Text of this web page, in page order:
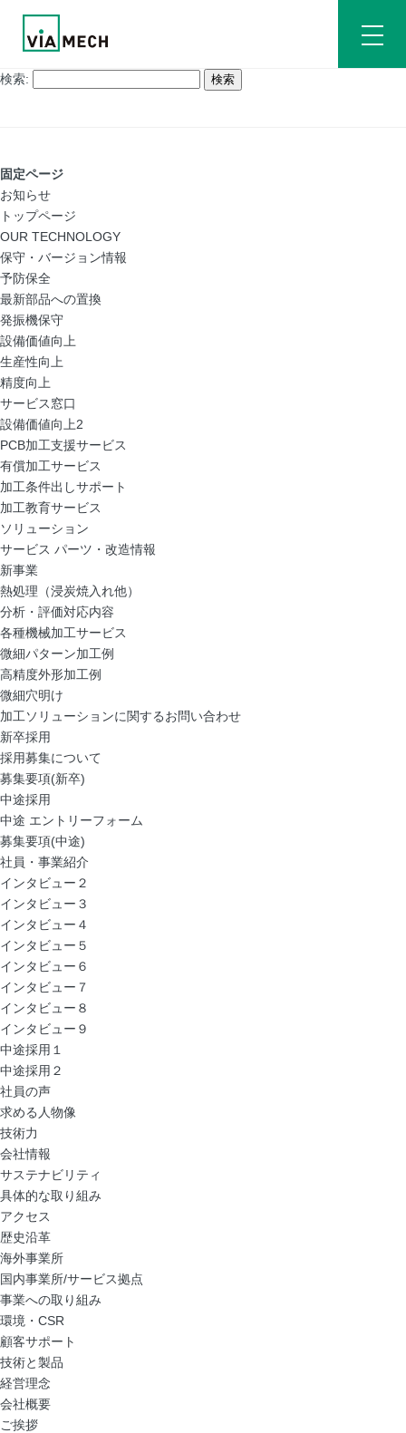
検索:
固定ページ
お知らせ
トップページ
OUR TECHNOLOGY
保守・バージョン情報
予防保全
最新部品への置換
発振機保守
設備価値向上
生産性向上
精度向上
サービス窓口
設備価値向上2
PCB加工支援サービス
有償加工サービス
加工条件出しサポート
加工教育サービス
ソリューション
サービス パーツ・改造情報
新事業
熱処理（浸炭焼入れ他）
分析・評価対応内容
各種機械加工サービス
微細パターン加工例
高精度外形加工例
微細穴明け
加工ソリューションに関するお問い合わせ
新卒採用
採用募集について
募集要項(新卒)
中途採用
中途 エントリーフォーム
募集要項(中途)
社員・事業紹介
インタビュー２
インタビュー３
インタビュー４
インタビュー５
インタビュー６
インタビュー７
インタビュー８
インタビュー９
中途採用１
中途採用２
社員の声
求める人物像
技術力
会社情報
サステナビリティ
具体的な取り組み
アクセス
歴史沿革
海外事業所
国内事業所/サービス拠点
事業への取り組み
環境・CSR
顧客サポート
技術と製品
経営理念
会社概要
ご挨拶